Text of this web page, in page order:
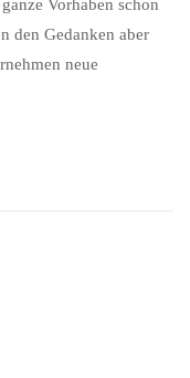
Vorhaben schon
den Gedanken aber
neue